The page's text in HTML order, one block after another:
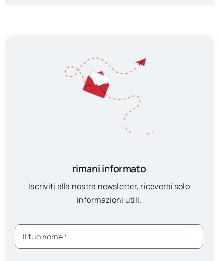
rimani informato
Iscriviti alla nostra newsletter, riceverai solo
informazioni utili.